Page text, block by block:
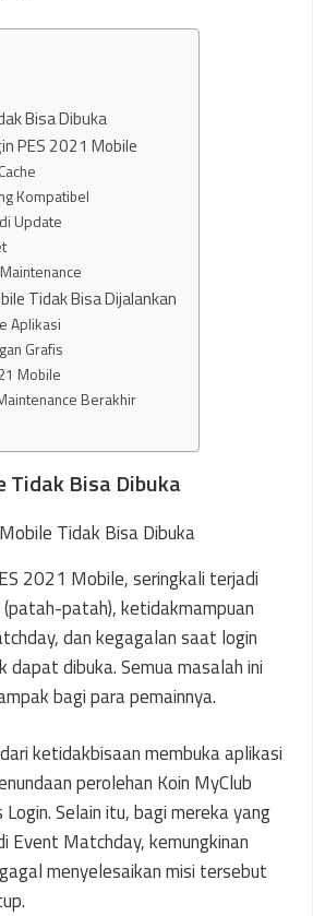
Bisa Dibuka
PES 2021 Mobile
Kompatibel
Update
Tidak Bisa Dijalankan
Aplikasi
Grafis
Mobile
Berakhir
Tidak Bisa Dibuka
2021 Mobile, seringkali terjadi
patah), ketidakmampuan
dan kegagalan saat login
dapat dibuka. Semua masalah ini
bagi para pemainnya.
ketidakbisaan membuka aplikasi
perolehan Koin MyClub
Selain itu, bagi mereka yang
Event Matchday, kemungkinan
menyelesaikan misi tersebut